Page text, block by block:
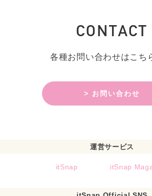
CONTACT
各種お問い合わせはこち
> お問い合わせ
運営サービス
itSnap itSnap